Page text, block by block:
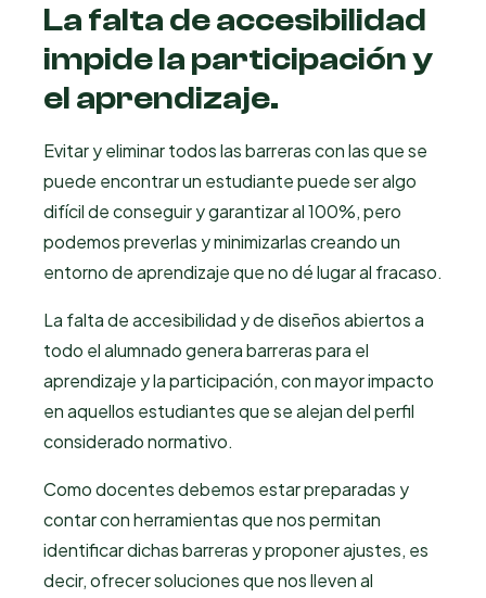
La falta de accesibilidad
impide la participación y
el aprendizaje.
Evitar y eliminar todos las barreras con las que se
puede encontrar un estudiante puede ser algo
difícil de conseguir y garantizar al 100%, pero
podemos preverlas y minimizarlas creando un
entorno de aprendizaje que no dé lugar al fracaso.
La falta de accesibilidad y de diseños abiertos a
todo el alumnado genera barreras para el
aprendizaje y la participación, con mayor impacto
en aquellos estudiantes que se alejan del perfil
considerado normativo.
Como docentes debemos estar preparadas y
contar con herramientas que nos permitan
identificar dichas barreras y proponer ajustes, es
decir, ofrecer soluciones que nos lleven al